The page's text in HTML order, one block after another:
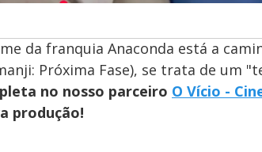
da franquia Anaconda está a
Próxima Fase), se trata de um
no nosso parceiro O Vício -
produção!